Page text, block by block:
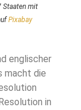
Staaten mit
Pixabay
englischer
macht die
in